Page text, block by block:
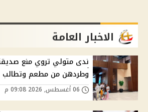
الاخبار العامة
ندى متولي تروي منع
وطردهن من مطعم وتطالب